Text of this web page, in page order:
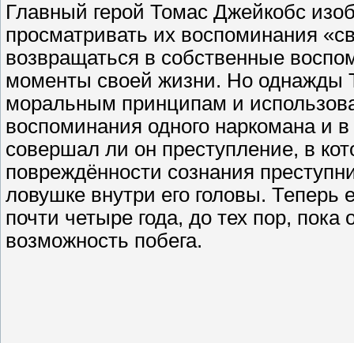
Главный герой Томас Джейкобс
просматривать их воспоминания
возвращаться в собственные
моменты своей жизни. Но однажды
моральным принципам и
воспоминания одного наркомана и
совершал ли он преступление, в
повреждённости сознания
ловушке внутри его головы.
почти четыре года, до тех пор,
возможность побега.